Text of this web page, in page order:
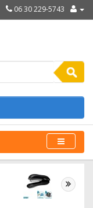
06 30 229-5743